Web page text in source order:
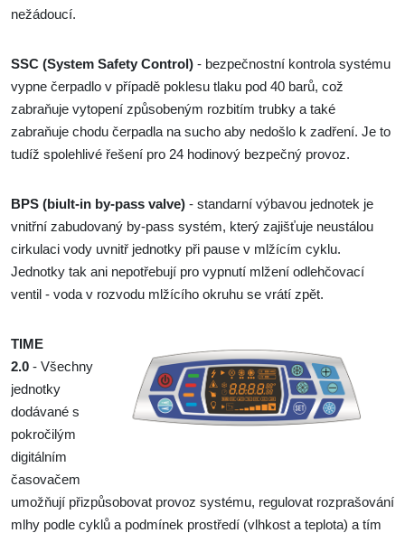
nežádoucí.
SSC (System Safety Control) - bezpečnostní kontrola systému
vypne čerpadlo v případě poklesu tlaku pod 40 barů, což
zabraňuje vytopení způsobeným rozbitím trubky a také
zabraňuje chodu čerpadla na sucho aby nedošlo k zadření. Je to
tudíž spolehlivé řešení pro 24 hodinový bezpečný provoz.
BPS (biult-in by-pass valve) - standarní výbavou jednotek je
vnitřní zabudovaný by-pass systém, který zajišťuje neustálou
cirkulaci vody uvnitř jednotky při pause v mlžícím cyklu.
Jednotky tak ani nepotřebují pro vypnutí mlžení odlehčovací
ventil - voda v rozvodu mlžícího okruhu se vrátí zpět.
TIME
2.0 - Všechny
jednotky
dodávané s
pokročilým
digitálním
časovačem
umožňují přizpůsobovat provoz systému, regulovat rozprašování
mlhy podle cyklů a podmínek prostředí (vlhkost a teplota) a tím